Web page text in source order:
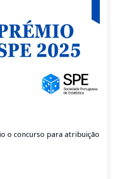
o concurso para atribuição